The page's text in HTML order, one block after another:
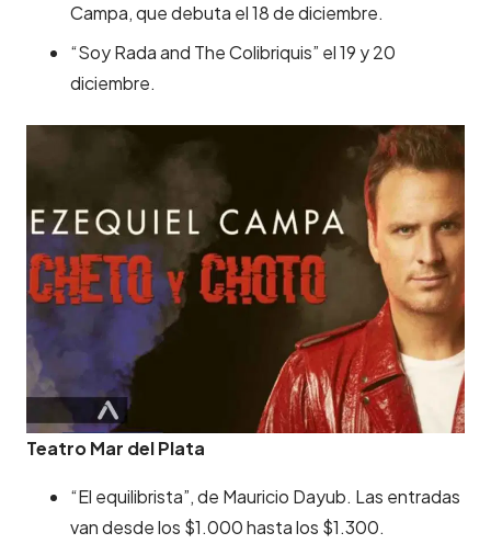
Campa, que debuta el 18 de diciembre.
“Soy Rada and The Colibriquis” el 19 y 20
diciembre.
Teatro Mar del Plata
“El equilibrista”, de Mauricio Dayub. Las entradas
van desde los $1.000 hasta los $1.300.